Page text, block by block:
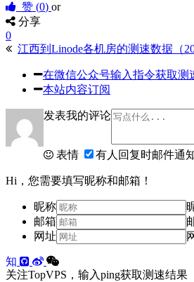
赞 (0) or
分享
0
江西到Linode各机房的测速数据（
在微信公众号输入指令获取测
本站内容订阅
发表我的评论
表情 有人回复时邮件通
Hi，您需要填写昵称和邮箱！
昵称
邮箱
网址
知
关注TopVPS，输入ping获取测速结果